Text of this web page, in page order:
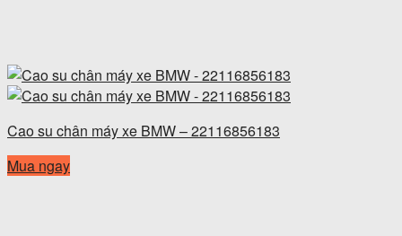
Cao su chân máy xe BMW – 22116856183
Mua ngay